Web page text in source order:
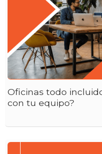
Oficinas todo
con tu equipo?